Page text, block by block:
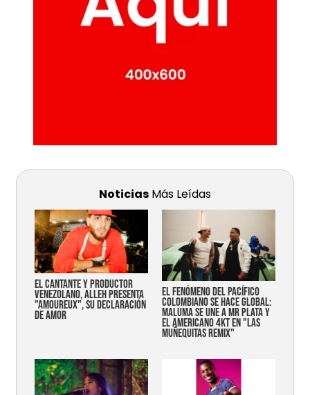
Noticias Más Leídas
EL CANTANTE Y PRODUCTOR
VENEZOLANO, ALLEH PRESENTA
"AMOUREUX", SU DECLARACIÓN
DE AMOR
EL FENÓMENO DEL PACÍFICO
COLOMBIANO SE HACE GLOBAL:
MALUMA SE UNE A MR PLATA Y
EL AMERICANO 4KT EN "LAS
MUÑEQUITAS REMIX"